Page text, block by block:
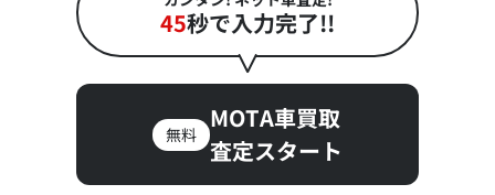
45秒で入力完了!!
無料
MOTA車買取
査定スタート